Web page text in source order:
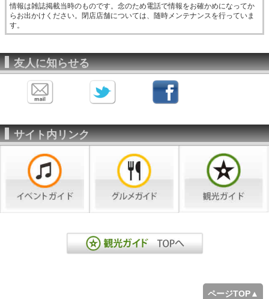
情報は雑誌掲載当時のものです。念のため電話で情報をお確かめになってか
らお出かけください。閉店店舗については、随時メンテナンスを行っていま
す。
友人に知らせる
サイト内リンク
ページTOP▲